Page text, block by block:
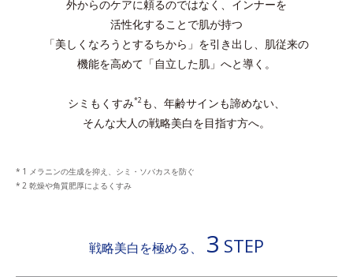
外からのケアに頼るのではなく、インナーを
活性化することで肌が持つ
「美しくなろうとするちから」を引き出し、肌従来の
機能を高めて「自立した肌」へと導く。
シミもくすみ*2も、年齢サインも諦めない、
そんな大人の戦略美白を目指す方へ。
1 メラニンの生成を抑え、シミ・ソバカスを防ぐ
2 乾燥や角質肥厚によるくすみ
戦略美白を極める、 3 STEP